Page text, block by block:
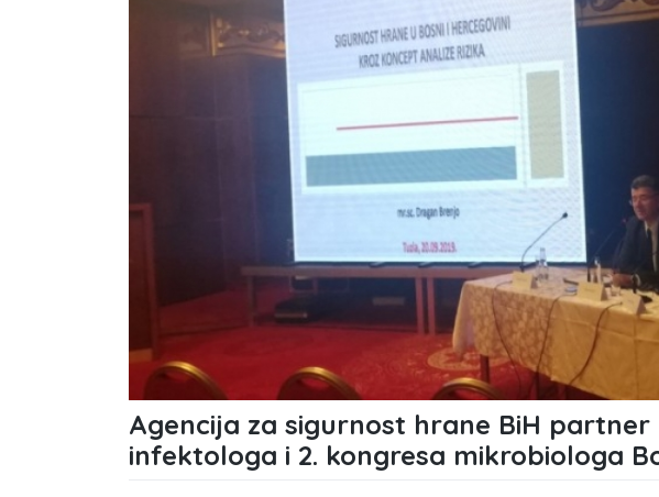
Agencija za sigurnost hrane BiH partner
infektologa i 2. kongresa mikrobiologa